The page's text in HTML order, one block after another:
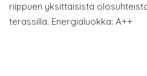
riippuen yksittäisistä
terassilla. Energialuokka: A++